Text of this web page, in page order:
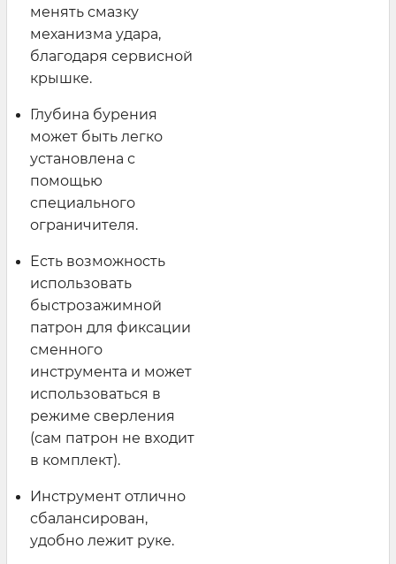
менять смазку
механизма удара,
благодаря сервисной
крышке.
Глубина бурения
может быть легко
установлена с
помощью
специального
ограничителя.
Есть возможность
использовать
быстрозажимной
патрон для фиксации
сменного
инструмента и может
использоваться в
режиме сверления
(сам патрон не входит
в комплект).
Инструмент отлично
сбалансирован,
удобно лежит руке.